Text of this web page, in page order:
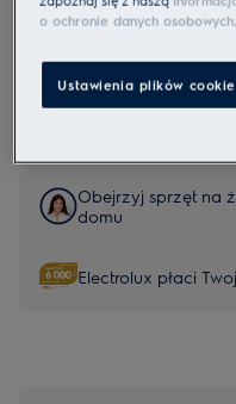
Instrukcje
bezpieczeństwa zgodnie
Obejrzyj sprzęt na
domu
Electrolux płaci
o ochronie danych osobowych.
Ustawienia plików cookie